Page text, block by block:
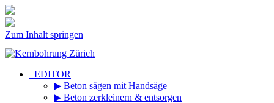
Zum Inhalt springen
_EDITOR
▶ Beton sägen mit Handsäge
▶ Beton zerkleinern & entsorgen